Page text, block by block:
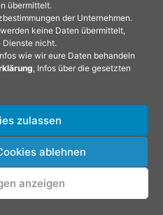
übermittelt.
der Unternehmen.
keine Daten übermittelt,
Dienste nicht.
wie wir eure Daten behandeln
, Infos über die gesetzten
zulassen
ablehnen
anzeigen
Reisen im Wohnmobil |
WordPress-Theme